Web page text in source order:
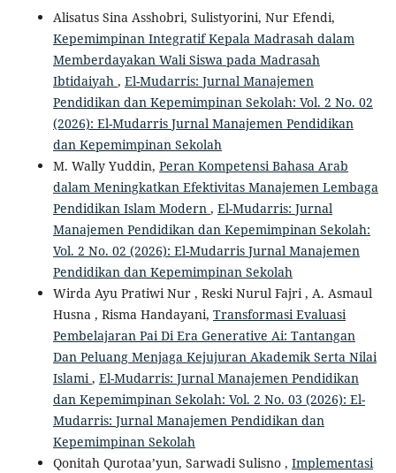
Alisatus Sina Asshobri, Sulistyorini, Nur Efendi,
Kepemimpinan Integratif Kepala Madrasah dalam
Memberdayakan Wali Siswa pada Madrasah
Ibtidaiyah , El-Mudarris: Jurnal Manajemen
Pendidikan dan Kepemimpinan Sekolah: Vol. 2 No. 02
(2026): El-Mudarris Jurnal Manajemen Pendidikan
dan Kepemimpinan Sekolah
M. Wally Yuddin, Peran Kompetensi Bahasa Arab
dalam Meningkatkan Efektivitas Manajemen Lembaga
Pendidikan Islam Modern , El-Mudarris: Jurnal
Manajemen Pendidikan dan Kepemimpinan Sekolah:
Vol. 2 No. 02 (2026): El-Mudarris Jurnal Manajemen
Pendidikan dan Kepemimpinan Sekolah
Wirda Ayu Pratiwi Nur , Reski Nurul Fajri , A. Asmaul
Husna , Risma Handayani, Transformasi Evaluasi
Pembelajaran Pai Di Era Generative Ai: Tantangan
Dan Peluang Menjaga Kejujuran Akademik Serta Nilai
Islami, El-Mudarris: Jurnal Manajemen Pendidikan
dan Kepemimpinan Sekolah: Vol. 2 No. 03 (2026): El-
Mudarris: Jurnal Manajemen Pendidikan dan
Kepemimpinan Sekolah
Qonitah Qurotaa’yun, Sarwadi Sulisno , Implementasi